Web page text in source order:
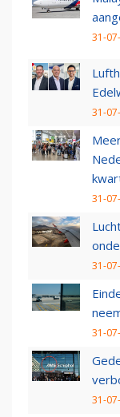
31-
31-
31-
31-
31-
31-